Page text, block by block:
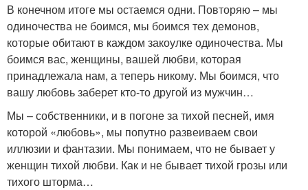
В конечном итоге мы остаемся одни. Повторяю – мы
одиночества не боимся, мы боимся тех демонов,
которые обитают в каждом закоулке одиночества. Мы
боимся вас, женщины, вашей любви, которая
принадлежала нам, а теперь никому. Мы боимся, что
вашу любовь заберет кто-то другой из мужчин…
Мы – собственники, и в погоне за тихой песней, имя
которой «любовь», мы попутно развеиваем свои
иллюзии и фантазии. Мы понимаем, что не бывает у
женщин тихой любви. Как и не бывает тихой грозы или
тихого шторма…